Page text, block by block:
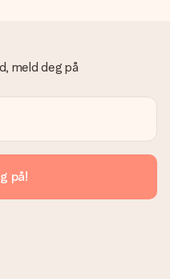
meld deg på
på!